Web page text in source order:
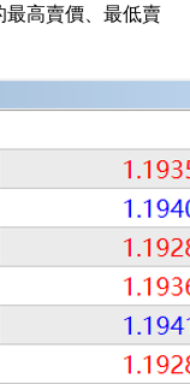
最高賣價、最低賣